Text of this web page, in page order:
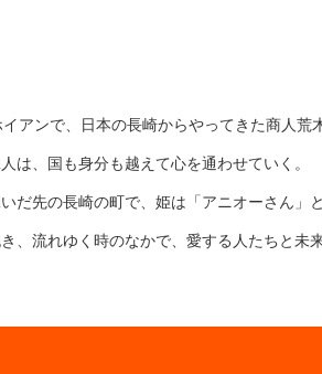
アンで、日本の長崎からやってきた商人
は、国も身分も越えて心を通わせていく。
だ先の長崎の町で、姫は「アニオーさん
、流れゆく時のなかで、愛する人たちと未